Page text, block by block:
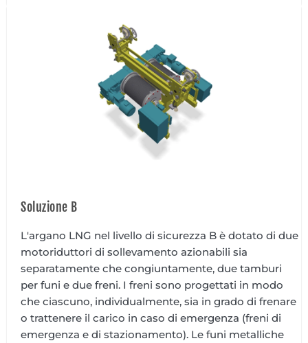
Soluzione B
L'argano LNG nel livello di sicurezza B è dotato di due
motoriduttori di sollevamento azionabili sia
separatamente che congiuntamente, due tamburi
per funi e due freni. I freni sono progettati in modo
che ciascuno, individualmente, sia in grado di frenare
o trattenere il carico in caso di emergenza (freni di
emergenza e di stazionamento). Le funi metalliche